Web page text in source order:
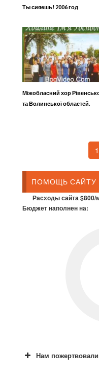
Ты сияешь! 2006 год
Міжобласний хор
та Волинської областей.
1
ПОМОЩЬ САЙТУ
Расходы сайта $800/
Бюджет наполнен на:
Нам